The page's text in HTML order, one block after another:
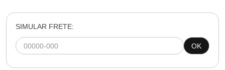
SIMULAR FRETE:
OK